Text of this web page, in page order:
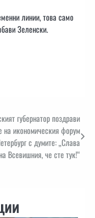
линии, това само
Зеленски.
губернатор поздрави
на икономическия форум
с думите: „Слава
на Всевишния, че сте тук!“